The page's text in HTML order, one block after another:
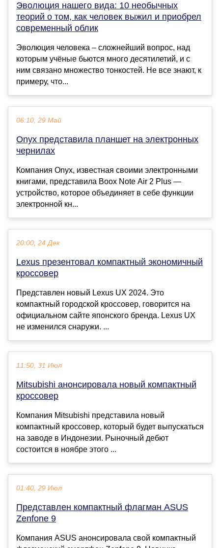
Эволюция нашего вида: 10 необычных
теорий о том, как человек выжил и приобрел
современный облик
Эволюция человека – сложнейший вопрос, над
которым учёные бьются много десятилетий, и с
ним связано множество тонкостей. Не все знают, к
примеру, что...
06:10, 29 Май
Onyx представила планшет на электронных
чернилах
Компания Onyx, известная своими электронными
книгами, представила Boox Note Air 2 Plus —
устройство, которое объединяет в себе функции
электронной кн...
20:00, 24 Дек
Lexus презентовал компактный экономичный
кроссовер
Представлен новый Lexus UX 2024. Это
компактный городской кроссовер, говорится на
официальном сайте японского бренда. Lexus UX
не изменился снаружи. ...
11:50, 31 Июл
Mitsubishi анонсировала новый компактный
кроссовер
Компания Mitsubishi представила новый
компактный кроссовер, который будет выпускаться
на заводе в Индонезии. Рыночный дебют
состоится в ноябре этого ...
01:40, 29 Июл
Представлен компактный флагман ASUS
Zenfone 9
Компания ASUS анонсировала свой компактный